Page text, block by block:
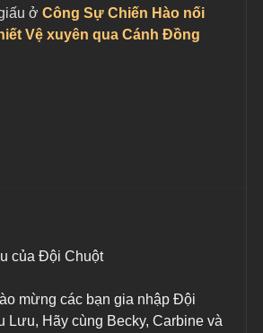
ở Công Sự Chiến Hào nối
Vệ xuyên qua Cánh Đồng
của Đội Chuột
mừng các bạn gia nhập Đội
Lưu, Hãy cùng Becky, Carbine và